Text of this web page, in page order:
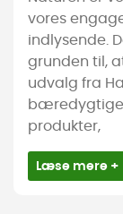
vores
indlysende.
grunden til,
udvalg fra
produkter,
Læse mere +